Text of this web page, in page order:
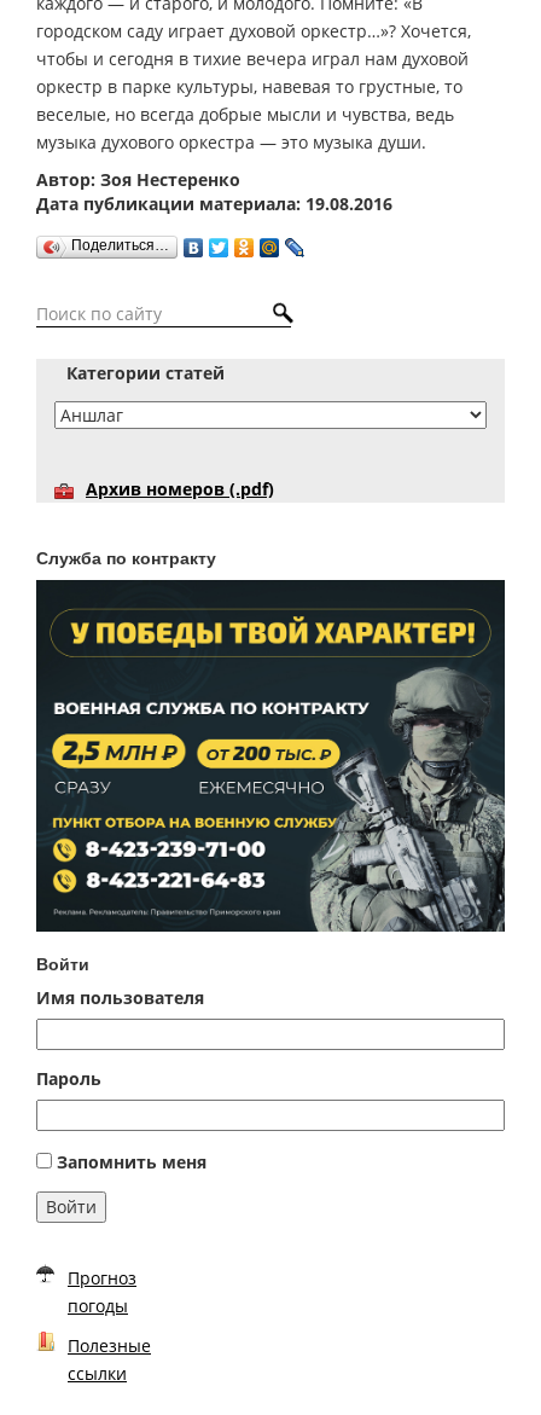
городском саду играет духовой оркестр…»? Хочется,
чтобы и сегодня в тихие вечера играл нам духовой
оркестр в парке культуры, навевая то грустные, то
веселые, но всегда добрые мысли и чувства, ведь
музыка духового оркестра — это музыка души.
Автор: Зоя Нестеренко
Дата публикации материала: 19.08.2016
Поделиться…
Категории статей
Архив номеров (.pdf)
Служба по контракту
Войти
Имя пользователя
Пароль
Запомнить меня
Войти
Прогноз
погоды
Полезные
ссылки